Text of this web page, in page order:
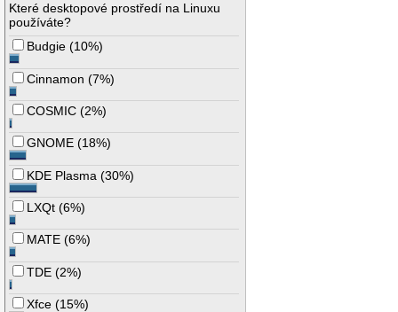
Které desktopové prostředí na Linuxu
používáte?
Budgie (10%)
Cinnamon (7%)
COSMIC (2%)
GNOME (18%)
KDE Plasma (30%)
LXQt (6%)
MATE (6%)
TDE (2%)
Xfce (15%)